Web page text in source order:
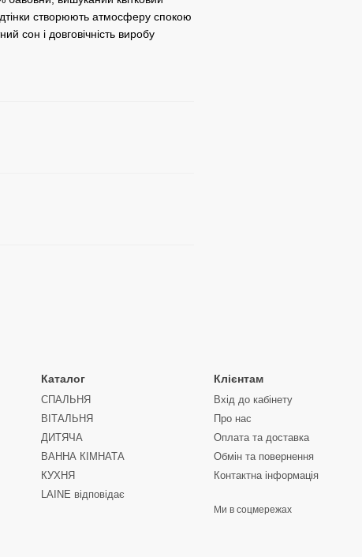
створюють атмосферу спокою
сон і довговічність виробу
Каталог
СПАЛЬНЯ
ВІТАЛЬНЯ
ДИТЯЧА
ВАННА КІМНАТА
КУХНЯ
LAINE відповідає
Клієнтам
Вхід до кабінету
Про нас
Оплата та доставка
Обмін та повернення
Контактна інформація
Ми в соцмережах